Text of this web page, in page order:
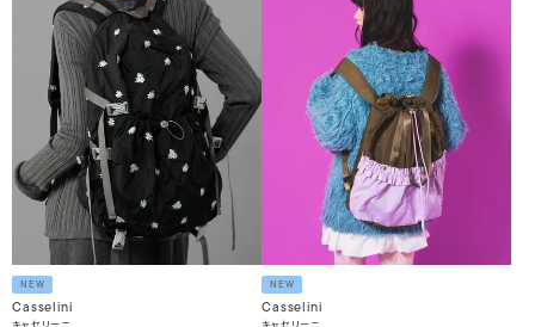
NEW
Casselini
キャセリーニ
NEW
Casselini
キャセリーニ